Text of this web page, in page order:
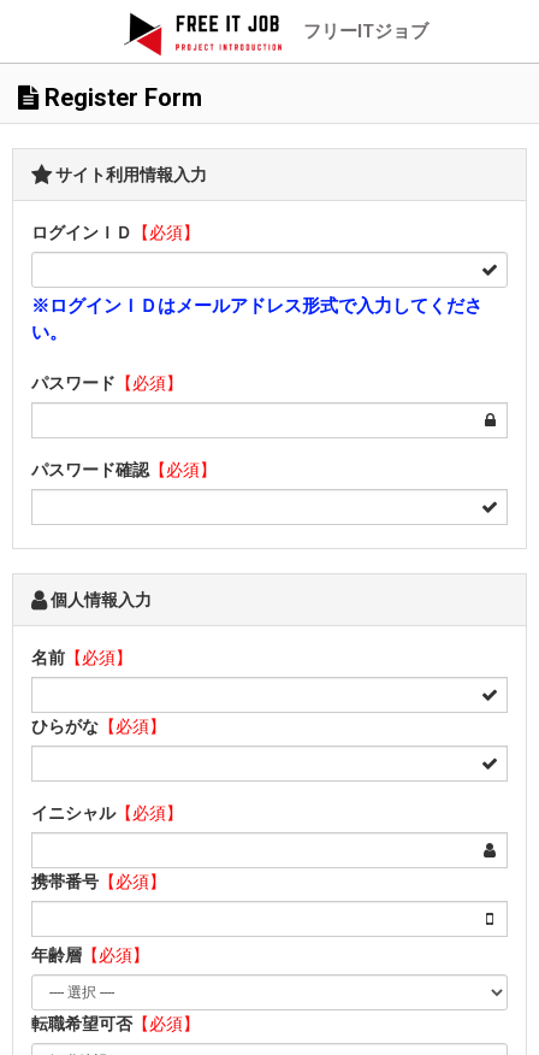
フリーITジョブ
Register Form
サイト利用情報入力
ログインＩＤ 【必須】
※ログインＩＤはメールアドレス形式で入力してくださ
い。
パスワード 【必須】
パスワード確認 【必須】
個人情報入力
名前 【必須】
ひらがな 【必須】
イニシャル【必須】
携帯番号 【必須】
年齢層 【必須】
転職希望可否【必須】